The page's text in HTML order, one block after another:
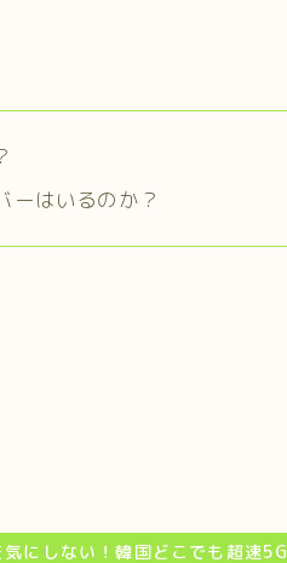
ーはいるのか？
にしない！韓国どこでも超速5G